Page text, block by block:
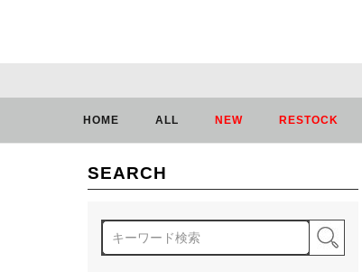
HOME ALL NEW RESTOCK
SEARCH